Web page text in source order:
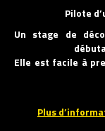
Pilote
Un stage de
Elle est facile à
Plus